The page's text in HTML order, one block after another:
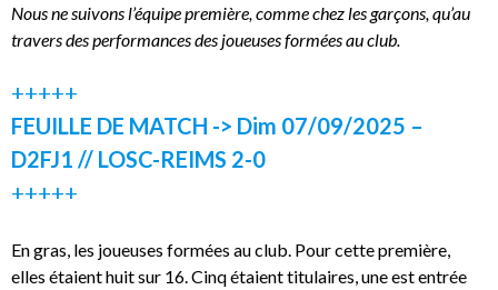
Nous ne suivons l’équipe première, comme chez les garçons, qu’au
travers des performances des joueuses formées au club.
+++++
FEUILLE DE MATCH -> Dim 07/09/2025 –
D2FJ1 // LOSC-REIMS 2-0
+++++
En gras, les joueuses formées au club. Pour cette première,
elles étaient huit sur 16. Cinq étaient titulaires, une est entrée